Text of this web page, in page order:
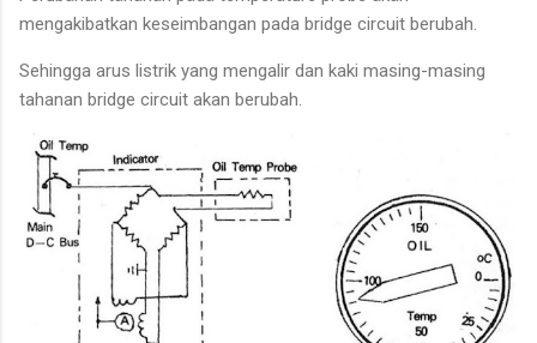
mengakibatkan keseimbangan pada bridge circuit berubah.
Sehingga arus listrik yang mengalir dan kaki masing-masing
tahanan bridge circuit akan berubah.